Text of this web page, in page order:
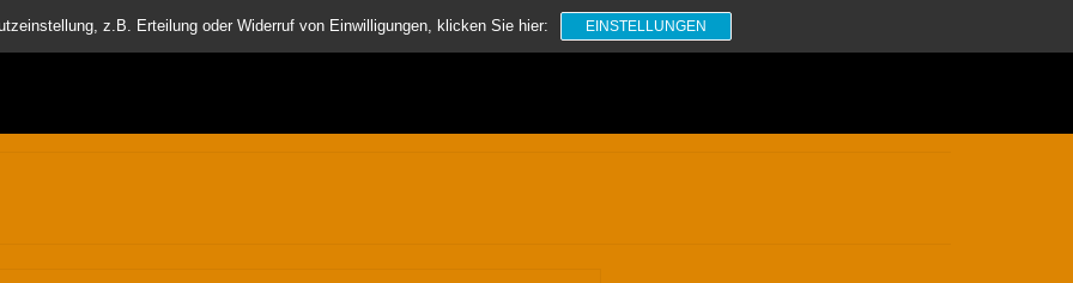
Suchen
nach:
z.B. Erteilung oder Widerruf von Einwilligungen, klicken Sie hier: EINSTELLUNGEN